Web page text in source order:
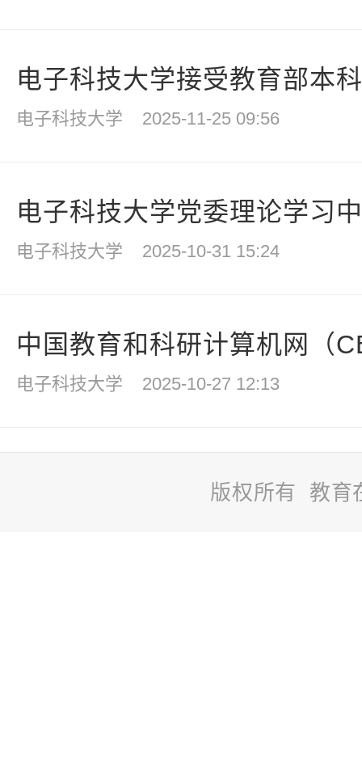
电子科技大学接受教育部本
电子科技大学 2025-11-25 09:56
电子科技大学党委理论学习
电子科技大学 2025-10-31 15:24
中国教育和科研计算机网（
电子科技大学 2025-10-27 12:13
版权所有 教育